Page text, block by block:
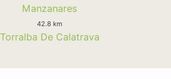
Manzanares
42.8 km
Torralba De Calatrava